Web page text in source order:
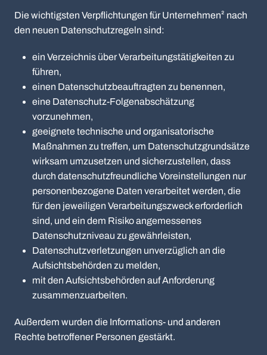
Die wichtigsten Verpflichtungen für Unternehmen² nach
den neuen Datenschutzregeln sind:
ein Verzeichnis über Verarbeitungstätigkeiten zu
führen,
einen Datenschutzbeauftragten zu benennen,
eine Datenschutz-Folgenabschätzung
vorzunehmen,
geeignete technische und organisatorische
Maßnahmen zu treffen, um Datenschutzgrundsätze
wirksam umzusetzen und sicherzustellen, dass
durch datenschutzfreundliche Voreinstellungen nur
personenbezogene Daten verarbeitet werden, die
für den jeweiligen Verarbeitungszweck erforderlich
sind, und ein dem Risiko angemessenes
Datenschutzniveau zu gewährleisten,
Datenschutzverletzungen unverzüglich an die
Aufsichtsbehörden zu melden,
mit den Aufsichtsbehörden auf Anforderung
zusammenzuarbeiten.
Außerdem wurden die Informations- und anderen
Rechte betroffener Personen gestärkt.